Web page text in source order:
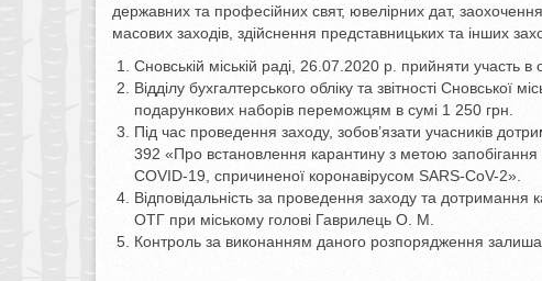
державних та професійних свят, ювелірних дат,
масових заходів, здійснення представницьких та інших
Сновській міській раді, 26.07.2020 р. прийняти участь в
Відділу бухгалтерського обліку та звітності
подарункових наборів переможцям в сумі 1 250 грн.
Під час проведення заходу, зобов’язати учасників
392 «Про встановлення карантину з метою запобігання
COVID-19, спричиненої коронавірусом SARS-CoV-2».
Відповідальність за проведення заходу та
ОТГ при міському голові Гаврилець О. М.
Контроль за виконанням даного розпорядження